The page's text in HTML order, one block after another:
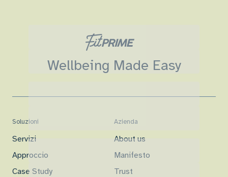
Wellbeing Made Easy
Soluzioni
Servizi
Approccio
Case Study
Azienda
About us
Manifesto
Trust